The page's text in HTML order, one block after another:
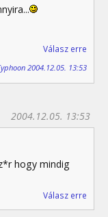
Válasz erre
2004.12.05. 13:53
2004.12.05. 13:53
hogy mindig
Válasz erre